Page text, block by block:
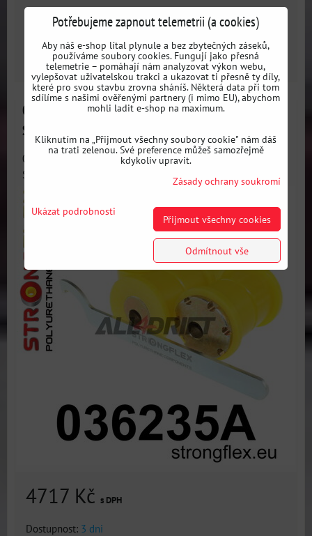
Dostupnost:3 dni
ZVOLTE VARIANTU
036235A Sada zadních vlečných ramen - excentrická
SPORT BMW
036235A Sada zadních vlečných ramen (excentrická 44mm)
SPORT -...
4717 Kč s DPH
Dostupnost: 3 dni
Potřebujeme zapnout telemetrii (a cookies)
Aby náš e-shop lítal plynule a bez zbytečných záseků,
používáme soubory cookies. Fungují jako přesná
telemetrie – pomáhají nám analyzovat výkon webu,
vylepšovat uživatelskou trakci a ukazovat ti přesně ty díly,
které pro svou stavbu zrovna sháníš. Některá data při tom
sdílíme s našimi ověřenými partnery (i mimo EU), abychom
mohli ladit e-shop na maximum.
Kliknutím na „Přijmout všechny soubory cookie" nám dáš
na trati zelenou. Své preference můžeš samozřejmě
kdykoliv upravit.
Zásady ochrany soukromí
Ukázat podrobnosti
Přijmout všechny cookies
Odmítnout vše